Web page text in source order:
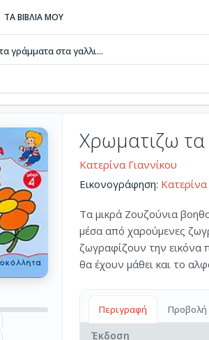
ΤΑ ΒΙΒΛΙΑ ΜΟΥ
γράμματα στα γαλλι...
Χρωματιζω
Κατερίνα Γιαννίκου
Εικονογράφηση: Κατερίνα
Τα μικρά Ζουζούνια
μέσα από χαρούμενες
ζωγραφίζουν την εικόνα
θα έχουν μάθει και το
Περιγραφή Προβολή
Έκδοση